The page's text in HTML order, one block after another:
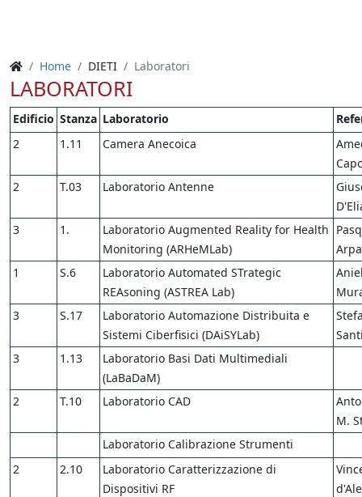
Home DIETI Laboratori
LABORATORI
Edificio Stanza Laboratorio
2
1.11 Camera Anecoica
2
T.03 Laboratorio Antenne
3
1.
Laboratorio Augmented Reality for Health
Monitoring (ARHeMLab)
1
S.6
Laboratorio Automated STrategic
REAsoning (ASTREA Lab)
3
S.17
Laboratorio Automazione Distribuita e
Sistemi Ciberfisici (DAiSYLab)
3
1.13
Laboratorio Basi Dati Multimediali
(LaBaDaM)
2
T.10 Laboratorio CAD
M.
Laboratorio Calibrazione Strumenti
2
2.10
Laboratorio Caratterizzazione di
Dispositivi RF